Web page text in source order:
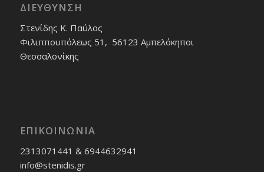
ΔΙΕΎΘΥΝΣΗ
Στενίδης Κ. Παύλος
Φιλιππουπόλεως 51, 56123 Αμπελόκηποι
Θεσσαλονίκης
ΕΠΙΚΟΙΝΩΝΊΑ
2313071441 & 6944632941
info@stenidis.gr